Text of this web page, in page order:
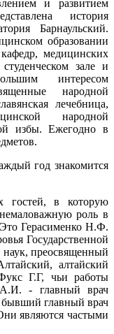
и развитием
история
Барнаульский.
образовании
медицинских
зале и
интересом
народной
лечебница,
народной
избы. Ежегодно в
год знакомится
гостей, в которую
роль в
Герасименко Н.Ф.
Государственной
преосвященный
алтайский
Г.Г, чьи работы
- главный врач
главный врач
являются частыми